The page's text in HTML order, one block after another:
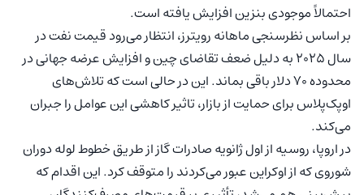
احتمالاً موجودی بنزین افزایش یافته است.
بر اساس نظرسنجی ماهانه رویترز، انتظار می‌رود قیمت نفت در
سال 2025 به دلیل ضعف تقاضای چین و افزایش عرضه جهانی در
محدوده 70 دلار باقی بماند. این در حالی است که تلاش‌های
اوپک‌پلاس برای حمایت از بازار، تاثیر کاهشی این عوامل را جبران
می‌کند.
در اروپا، روسیه از اول ژانویه صادرات گاز از طریق خطوط لوله دوران
شوروی که از اوکراین عبور می‌کردند را متوقف کرد. این اقدام که